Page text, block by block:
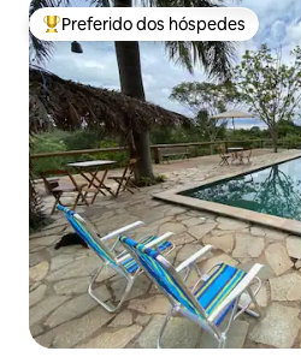
Entre os melhores preferidos dos
Preferido dos hóspedes